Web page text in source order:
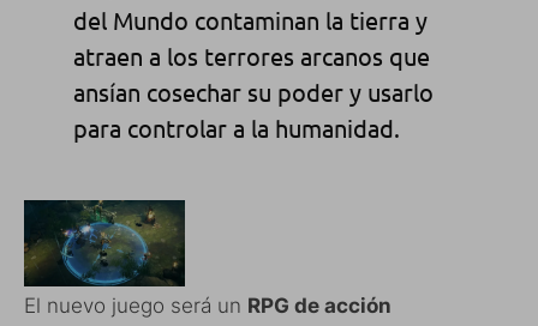
del Mundo contaminan la tierra y
atraen a los terrores arcanos que
ansían cosechar su poder y usarlo
para controlar a la humanidad.
El nuevo juego será un RPG de acción